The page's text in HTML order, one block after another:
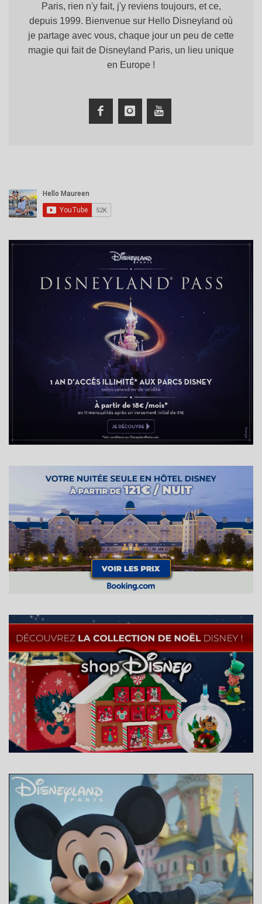
Paris, rien n'y fait, j'y reviens toujours, et ce,
depuis 1999. Bienvenue sur Hello Disneyland où
je partage avec vous, chaque jour un peu de cette
magie qui fait de Disneyland Paris, un lieu unique
en Europe !